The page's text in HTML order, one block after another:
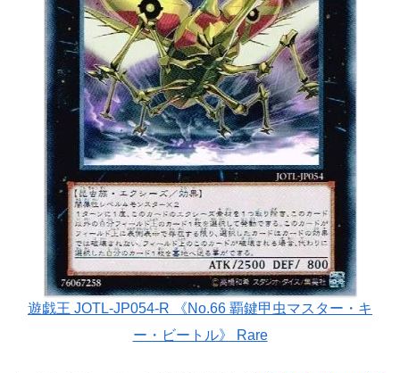
遊戯王 JOTL-JP054-R 《No.66 覇鍵甲虫マスター・キ
ー・ビートル》 Rare